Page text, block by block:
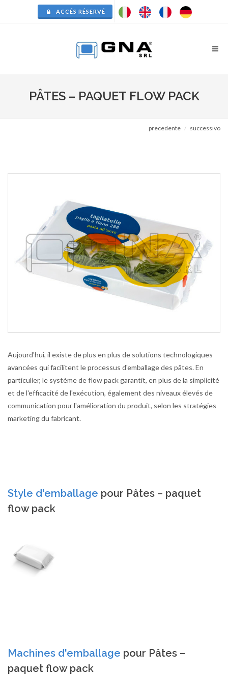
ACCÉS RÉSERVÉ
PÂTES – PAQUET FLOW PACK
precedente successivo
Aujourd'hui, il existe de plus en plus de solutions technologiques
avancées qui facilitent le processus d'emballage des pâtes. En
particulier, le système de flow pack garantit, en plus de la simplicité
et de l'efficacité de l'exécution, également des niveaux élevés de
communication pour l'amélioration du produit, selon les stratégies
marketing du fabricant.
Style d'emballage pour Pâtes – paquet
flow pack
Machines d'emballage pour Pâtes –
paquet flow pack